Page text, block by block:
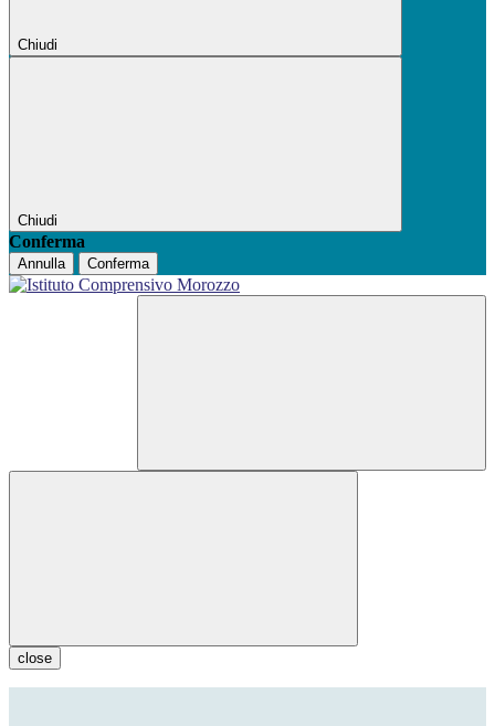
Chiudi
Chiudi
Conferma
Annulla Conferma
close